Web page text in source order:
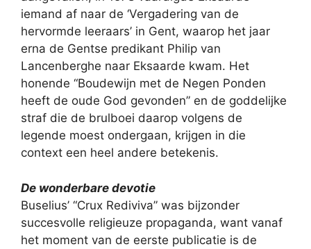
iemand af naar de ‘Vergadering van de
hervormde leeraars’ in Gent, waarop het jaar
erna de Gentse predikant Philip van
Lancenberghe naar Eksaarde kwam. Het
honende “Boudewijn met de Negen Ponden
heeft de oude God gevonden” en de goddelijke
straf die de brulboei daarop volgens de
legende moest ondergaan, krijgen in die
context een heel andere betekenis.
De wonderbare devotie
Buselius’ “Crux Rediviva” was bijzonder
succesvolle religieuze propaganda, want vanaf
het moment van de eerste publicatie is de